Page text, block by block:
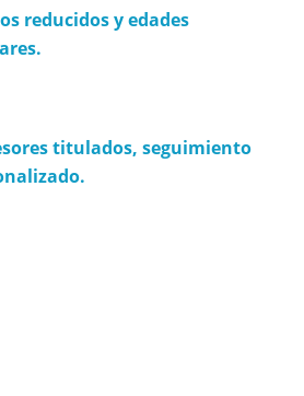
reducidos y edades
titulados, seguimiento